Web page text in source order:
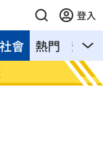
登入
熱門 影音
社會
退休